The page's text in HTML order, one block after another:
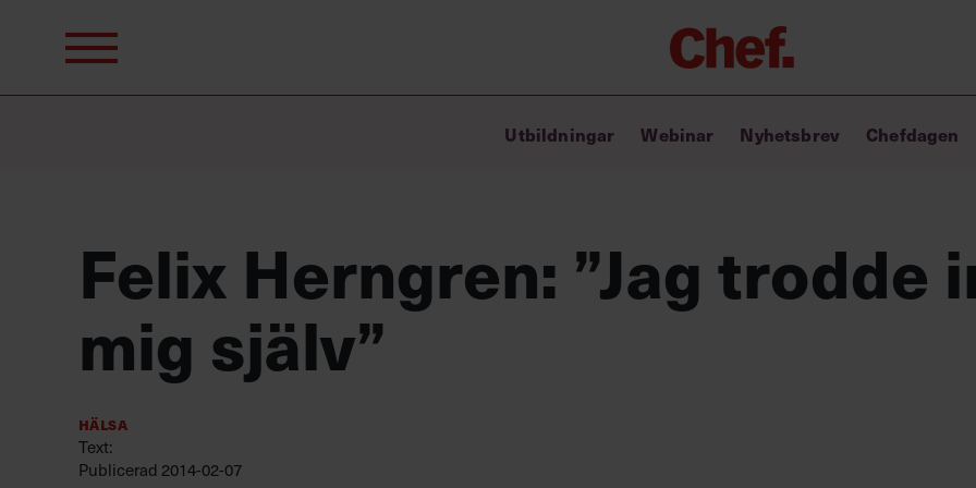
efter:
Chefakademin+
Lyft ditt ledarskap med C+
Ledarskapstest
Chef GPT – din chefsassistent i
Utbildningar Webinar Nyhetsbrev Chefdagen
Felix Herngren: ”Jag trodde
mig själv”
Hälsa
Text:
Publicerad 2014-02-07